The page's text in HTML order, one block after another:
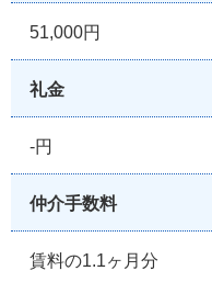
51,000円
礼金
-円
仲介手数料
賃料の1.1ヶ月分